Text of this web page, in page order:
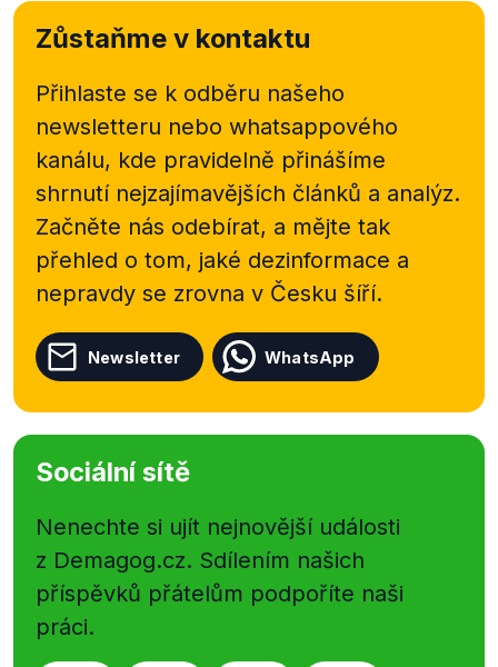
Zůstaňme v kontaktu
Přihlaste se k odběru našeho
newsletteru nebo whatsappového
kanálu, kde pravidelně přinášíme
shrnutí nejzajímavějších článků a analýz.
Začněte nás odebírat, a mějte tak
přehled o tom, jaké dezinformace a
nepravdy se zrovna v Česku šíří.
Newsletter WhatsApp
Sociální sítě
Nenechte si ujít nejnovější události
z Demagog.cz. Sdílením našich
příspěvků přátelům podpoříte naši
práci.